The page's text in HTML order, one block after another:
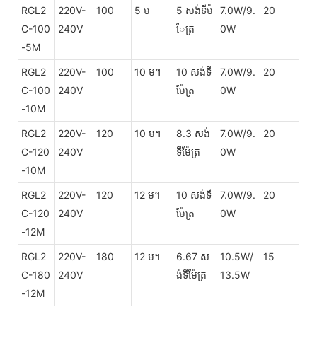
RGL2
C-100
-5M
220V-
240V
100 5 ម
5 សង់ទីម៉
ែត្រ
7.0W/9.
0W
20
RGL2
C-100
-10M
220V-
240V
100 10 ម។
10 សង់ទី
ម៉ែត្រ
7.0W/9.
0W
20
RGL2
C-120
-10M
220V-
240V
120 10 ម។
8.3 សង់
ទីម៉ែត្រ
7.0W/9.
0W
20
RGL2
C-120
-12M
220V-
240V
120 12 ម។
10 សង់ទី
ម៉ែត្រ
7.0W/9.
0W
20
RGL2
C-180
-12M
220V-
240V
180 12 ម។
6.67 ស
ង់ទីម៉ែត្រ
10.5W/
13.5W
15